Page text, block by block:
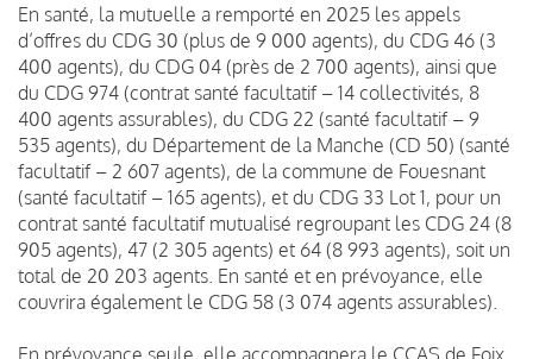
En santé, la mutuelle a remporté en 2025 les appels
d’offres du CDG 30 (plus de 9 000 agents), du CDG 46 (3
400 agents), du CDG 04 (près de 2 700 agents), ainsi que
du CDG 974 (contrat santé facultatif – 14 collectivités, 8
400 agents assurables), du CDG 22 (santé facultatif – 9
535 agents), du Département de la Manche (CD 50) (santé
facultatif – 2 607 agents), de la commune de Fouesnant
(santé facultatif – 165 agents), et du CDG 33 Lot 1, pour un
contrat santé facultatif mutualisé regroupant les CDG 24 (8
905 agents), 47 (2 305 agents) et 64 (8 993 agents), soit un
total de 20 203 agents. En santé et en prévoyance, elle
couvrira également le CDG 58 (3 074 agents assurables).
En prévoyance seule, elle accompagnera le CCAS de Foix